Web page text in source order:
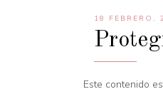
18 FEBRERO,
Este contenido